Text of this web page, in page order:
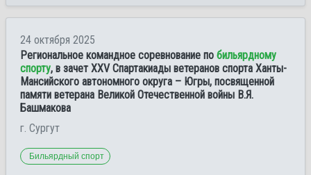
24 октября 2025
Региональное командное соревнование по бильярдному
спорту, в зачет XXV Спартакиады ветеранов спорта Ханты-
Мансийского автономного округа – Югры, посвященной
памяти ветерана Великой Отечественной войны В.Я.
Башмакова
г. Сургут
Бильярдный спорт